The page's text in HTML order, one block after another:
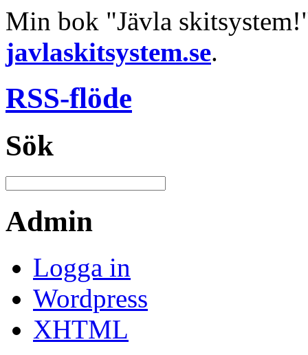
Min bok "Jävla
javlaskitsystem.se.
RSS-flöde
Sök
Admin
Logga in
Wordpress
XHTML